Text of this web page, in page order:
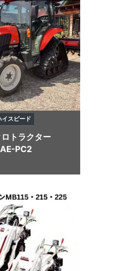
イスピード
トラクター
PC2